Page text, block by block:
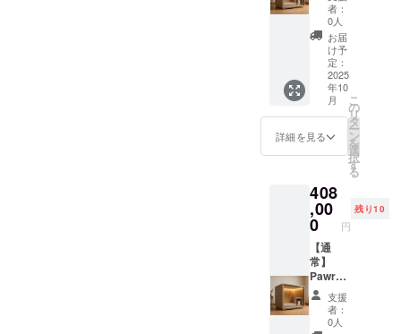
無償交
換（商
品到着
後7日以
内に連
絡）。
保証期
間：購
入日か
ら6ヶ月
間。 ※
不適切
（雨ざ
らし設
置・分
解改造
など）
は保証
対象
外。
はロッ
ク可
能。 ・
取扱説
明書の
有無・
対応言
語：あ
り / 日本
語 ・保
証の有
無、保
用条
件、保
証期間
あり。
通常使
用によ
る初期
不良は
無償交
換（商
音材、
ポリエ
ステル
（内
装）、
ステン
レス
（金具
部品）
・使用
方法：
防音・
間を提
供する
犬小屋
です。
室内設
置推
奨。換
気扇・
窓付き
で通気
社
SALVAT
ORE 2.
商品概
要につ
いて ・
商品サ
イズ/重
量：横
96.5cm
×縦
65cm×
76cm
60kg ・
素材：
木材
（構造
部
分）、
防音吸
音材、
ポリエ
カーサ
イズ：
7.5cm×
7.5cm
1. 本商
品の
メー
カー情
報 ・
メー
カー所
在地
： 日本
・製造
国： 日
本 ・法
人名：
株式会
社
SALVAT
ORE 2.
商品概
ミアム
サイズ×
ステッ
カー ・
Pawrad
iseプレ
ミアム
サイズ
とス
テッ
カーを
ご提供
す。 ・
カラー
展開：
白, 黒，
グレー
・商品
ステッ
カーサ
イズ：
7.5cm×
者：
0人
お届
け予
定：
2025
年10
月
詳細を見る
こ
の
リ
タ
ー
ン
を
選
択
す
る
408
,00
0 円
残り10
【通
常】
Pawrad
iseプレ
ミアム
サイズ×
支援
者：
0人